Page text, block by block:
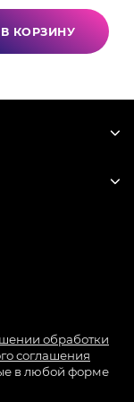
В КОРЗИНУ
обработки
соглашения
в любой форме